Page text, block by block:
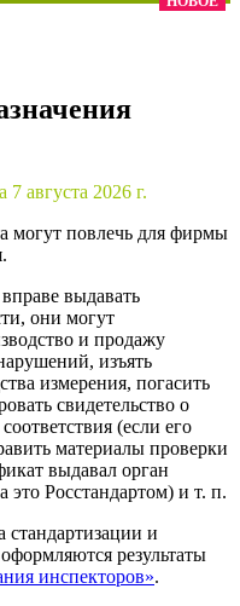
бухгалтера»
и «Алгоритмы для
вам на почту
7 августа 2026 г.
могут повлечь для фирмы
выдавать
они могут
и продажу
изъять
измерения, погасить
свидетельство о
(если его
материалы проверки
выдавал орган
Росстандартом) и т. п.
стандартизации и
результаты
инспекторов».